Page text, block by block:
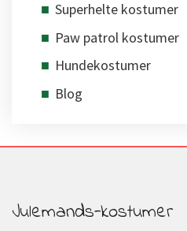
Superhelte kostumer
Paw patrol kostumer
Hundekostumer
Blog
Julemands-kostumer